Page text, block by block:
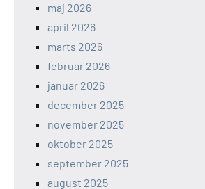
maj 2026
april 2026
marts 2026
februar 2026
januar 2026
december 2025
november 2025
oktober 2025
september 2025
august 2025